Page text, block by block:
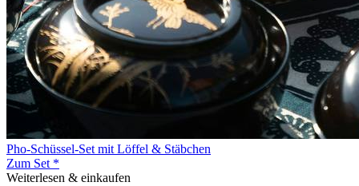
Pho-Schüssel-Set mit Löffel & Stäbchen
Zum Set *
Weiterlesen & einkaufen